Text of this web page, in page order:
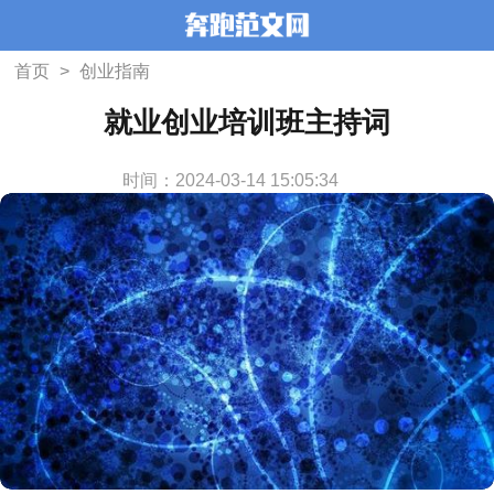
首页 > 创业指南
就业创业培训班主持词
时间：2024-03-14 15:05:34